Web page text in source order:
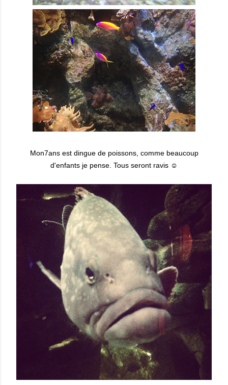
Mon7ans est dingue de poissons, comme beaucoup
d'enfants je pense. Tous seront ravis ☺